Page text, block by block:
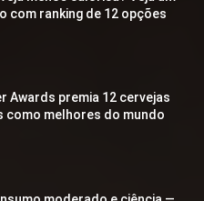
com ranking de 12 opções
Awards premia 12 cervejas
como melhores do mundo